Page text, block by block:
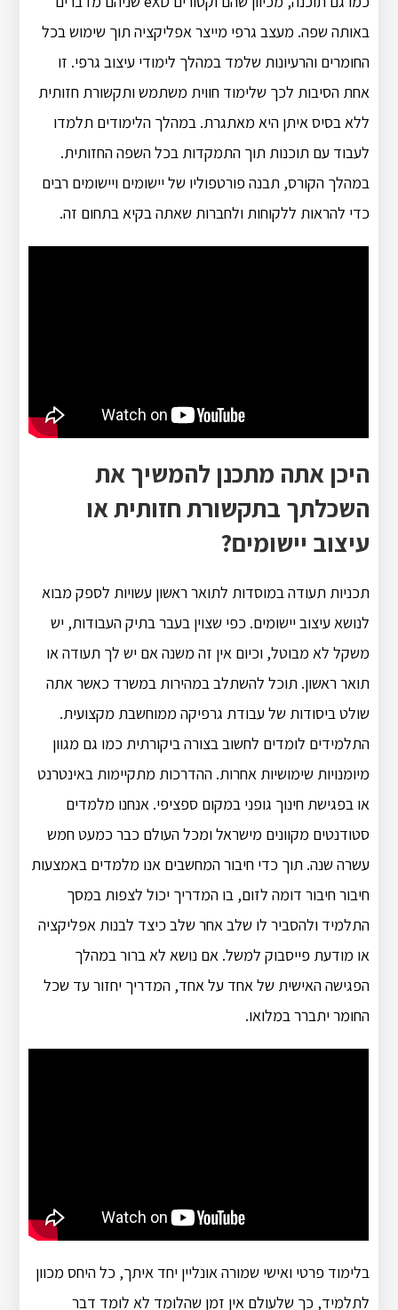
באותה שפה. מעצב גרפי מייצר אפליקציה תוך שימוש בכל
החומרים והרעיונות שלמד במהלך לימודי עיצוב גרפי. זו
אחת הסיבות לכך שלימוד חווית משתמש ותקשורת חזותית
ללא בסיס איתן היא מאתגרת. במהלך הלימודים תלמדו
לעבוד עם תוכנות תוך התמקדות בכל השפה החזותית.
במהלך הקורס, תבנה פורטפוליו של יישומים ויישומים רבים
כדי להראות ללקוחות ולחברות שאתה בקיא בתחום זה.
היכן אתה מתכנן להמשיך את
השכלתך בתקשורת חזותית או
עיצוב יישומים?
תכניות תעודה במוסדות לתואר ראשון עשויות לספק מבוא
לנושא עיצוב יישומים. כפי שצוין בעבר בתיק העבודות, יש
משקל לא מבוטל, וכיום אין זה משנה אם יש לך תעודה או
תואר ראשון. תוכל להשתלב במהירות במשרד כאשר אתה
שולט ביסודות של עבודת גרפיקה ממוחשבת מקצועית.
התלמידים לומדים לחשוב בצורה ביקורתית כמו גם מגוון
מיומנויות שימושיות אחרות. ההדרכות מתקיימות באינטרנט
או בפגישת חינוך גופני במקום ספציפי. אנחנו מלמדים
סטודנטים מקוונים מישראל ומכל העולם כבר כמעט חמש
עשרה שנה. תוך כדי חיבור המחשבים אנו מלמדים באמצעות
חיבור חיבור דומה לזום, בו המדריך יכול לצפות במסך
התלמיד ולהסביר לו שלב אחר שלב כיצד לבנות אפליקציה
או מודעת פייסבוק למשל. אם נושא לא ברור במהלך
הפגישה האישית של אחד על אחד, המדריך יחזור עד שכל
החומר יתברר במלואו.
בלימוד פרטי ואישי שמורה אונליין יחד איתך, כל היחס מכוון
לתלמיד, כך שלעולם אין זמן שהלומד לא לומד דבר